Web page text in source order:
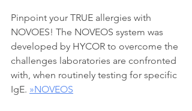
Pinpoint your TRUE allergies with
NOVOES! The NOVEOS system was
developed by HYCOR to overcome the
challenges laboratories are confronted
with, when routinely testing for specific
IgE. »NOVEOS